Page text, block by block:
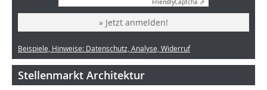
FriendlyCaptcha ⇗
» Jetzt anmelden!
Beispiele, Hinweise: Datenschutz, Analyse, Widerruf
Stellenmarkt Architektur